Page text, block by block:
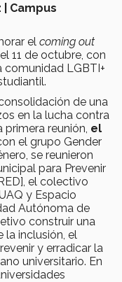
Campus
el coming out
11 de octubre, con
comunidad LGBTI+
de una
en la lucha contra
reunión, el
el grupo Gender
se reunieron
para Prevenir
el colectivo
y Espacio
Autónoma de
construir una
inclusión, el
y erradicar la
universitario. En